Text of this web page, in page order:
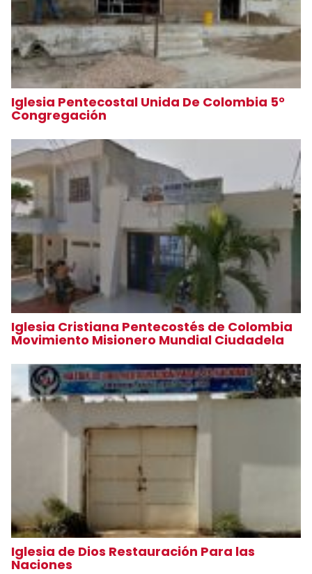
Iglesia Pentecostal Unida De Colombia 5°
Congregación
Iglesia Cristiana Pentecostés de Colombia
Movimiento Misionero Mundial Ciudadela
Iglesia de Dios Restauración Para las
Naciones